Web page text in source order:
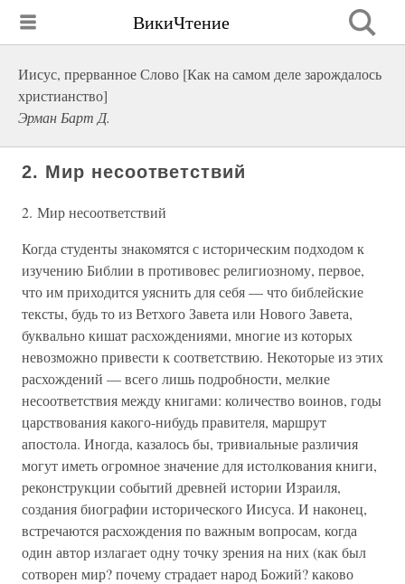
ВикиЧтение
Иисус, прерванное Слово [Как на самом деле зарождалось
христианство]
Эрман Барт Д.
2. Мир несоответствий
2. Мир несоответствий
Когда студенты знакомятся с историческим подходом к
изучению Библии в противовес религиозному, первое,
что им приходится уяснить для себя — что библейские
тексты, будь то из Ветхого Завета или Нового Завета,
буквально кишат расхождениями, многие из которых
невозможно привести к соответствию. Некоторые из этих
расхождений — всего лишь подробности, мелкие
несоответствия между книгами: количество воинов, годы
царствования какого-нибудь правителя, маршрут
апостола. Иногда, казалось бы, тривиальные различия
могут иметь огромное значение для истолкования книги,
реконструкции событий древней истории Израиля,
создания биографии исторического Иисуса. И наконец,
встречаются расхождения по важным вопросам, когда
один автор излагает одну точку зрения на них (как был
сотворен мир? почему страдает народ Божий? каково